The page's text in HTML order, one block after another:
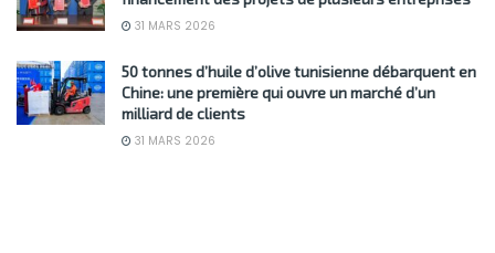
31 MARS 2026
50 tonnes d’huile d’olive tunisienne débarquent en
Chine: une première qui ouvre un marché d’un
milliard de clients
31 MARS 2026